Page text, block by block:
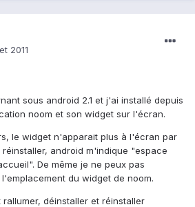
2011
sous android 2.1 et j'ai installé depuis
noom et son widget sur l'écran.
le widget n'apparait plus à l'écran par
android m'indique "espace
De même je ne peux pas
du widget de noom.
déinstaller et réinstaller